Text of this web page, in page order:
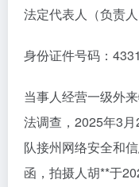
法定代表人（负责
身份证件号码：
当事人经营一级外
法调查，2025年3
队接州网络安全和
函，拍摄人胡**于